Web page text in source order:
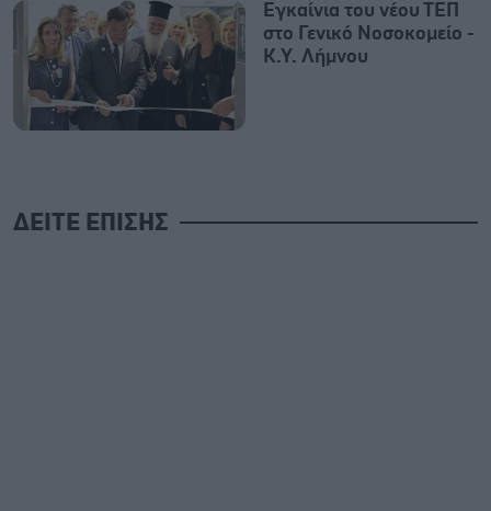
Εγκαίνια του νέου ΤΕΠ
στο Γενικό Νοσοκομείο -
Κ.Υ. Λήμνου
ΔΕΙΤΕ ΕΠΙΣΗΣ